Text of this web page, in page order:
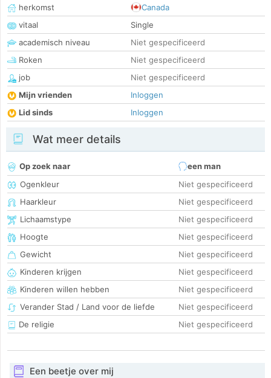
herkomst
Canada
vitaal
Single
academisch niveau
Niet gespecificeerd
Roken
Niet gespecificeerd
job
Niet gespecificeerd
Mijn vrienden
Inloggen
Lid sinds
Inloggen
Wat meer details
Op zoek naar
een man
Ogenkleur
Niet gespecificeerd
Haarkleur
Niet gespecificeerd
Lichaamstype
Niet gespecificeerd
Hoogte
Niet gespecificeerd
Gewicht
Niet gespecificeerd
Kinderen krijgen
Niet gespecificeerd
Kinderen willen hebben
Niet gespecificeerd
Verander Stad / Land voor de liefde
Niet gespecificeerd
De religie
Niet gespecificeerd
Een beetje over mij